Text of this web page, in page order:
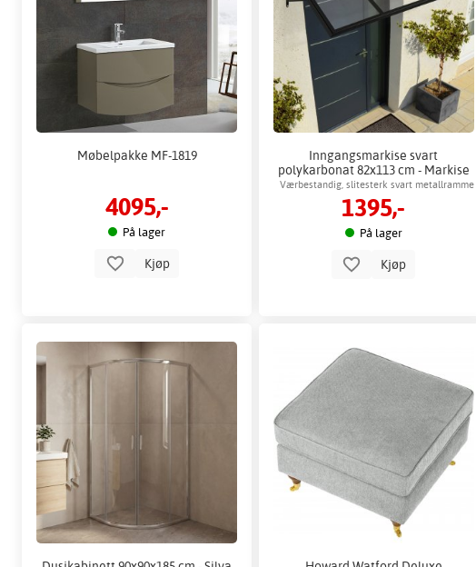
Møbelpakke MF-1819
4095,-
På lager
Kjøp
Inngangsmarkise svart
polykarbonat 82x113 cm - Markise
over dør
Værbestandig, slitesterk svart metallramme
1395,-
På lager
Kjøp